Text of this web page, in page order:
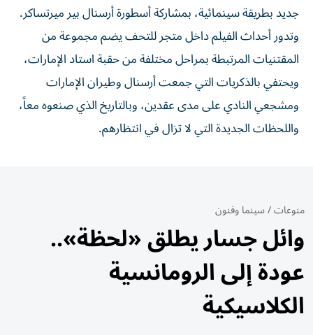
جديد بطريقة سينمائية، بمشاركة أسطورة أرسنال بير ميرتساكر.
وتدور أحداث الفيلم داخل متجر للتحف يضم مجموعة من
المقتنيات المرتبطة بمراحل مختلفة من حقبة استاد الإمارات،
ويحتفي بالذكريات التي جمعت أرسنال وطيران الإمارات
ومشجعي النادي على مدى عقدين، وبالتاريخ الذي صنعوه معاً،
واللحظات الجديدة التي لا تزال في انتظارهم.
منوعات/سينما وفنون
وائل جسار يطلق «لحظة»..
عودة إلى الرومانسية
الكلاسيكية